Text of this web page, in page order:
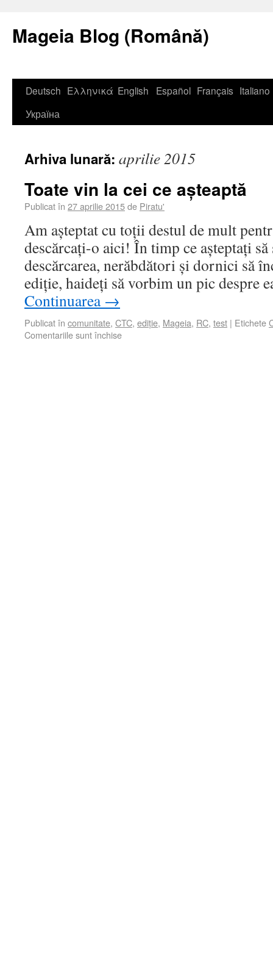
Mageia Blog (Română)
Deutsch Ελληνικά English Español Français Italiano
Україна
Arhiva lunară: aprilie 2015
Toate vin la cei ce așteaptă
Publicat în 27 aprilie 2015de Piratu'
Am așteptat cu toții destul de mult
descărcați-o aici! În timp ce așteptați să
descărcarea, nerăbdători și dornici să
ediție, haideți să vorbim un pic despre
Continuarea →
Publicat în comunitate, CTC, ediție, Mageia, RC, test | Etichete
Comentariile sunt închise